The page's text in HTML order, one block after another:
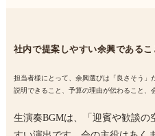
社内で提案しやすい余興である
担当者様にとって、余興選びは「良さそう」
説明できること、予算の理由が伝わること、
生演奏BGMは、「迎賓や歓談